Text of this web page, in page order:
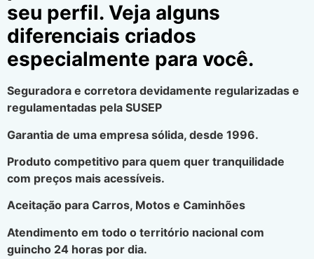
seu perfil. Veja alguns
diferenciais criados
especialmente para você.
Seguradora e corretora devidamente regularizadas e
regulamentadas pela SUSEP
Garantia de uma empresa sólida, desde 1996.
Produto competitivo para quem quer tranquilidade
com preços mais acessíveis.
Aceitação para Carros, Motos e Caminhões
Atendimento em todo o território nacional com
guincho 24 horas por dia.